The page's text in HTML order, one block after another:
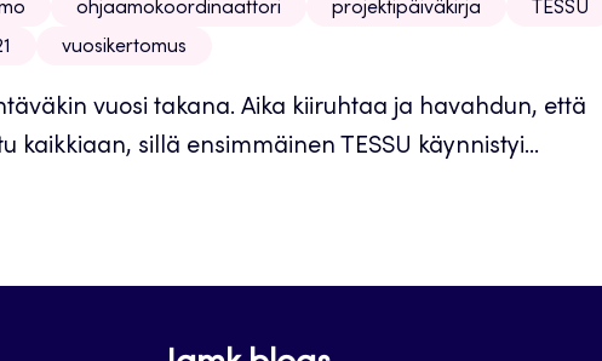
ohjaamokoordinaattori projektipäiväkirja
TESSU
vuosikertomus
vuosi takana. Aika kiiruhtaa ja havahdun, että
sillä ensimmäinen TESSU käynnistyi...